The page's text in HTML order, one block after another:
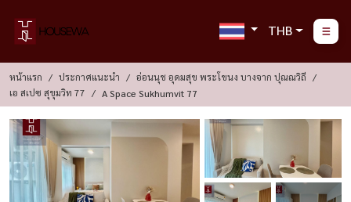
THB
หน้าแรก ประกาศแนะนำ
อ่อนนุช อุดมสุข พระโขนง บางจาก ปุณณวิถี
เอ สเปซ สุขุมวิท 77
A Space Sukhumvit 77